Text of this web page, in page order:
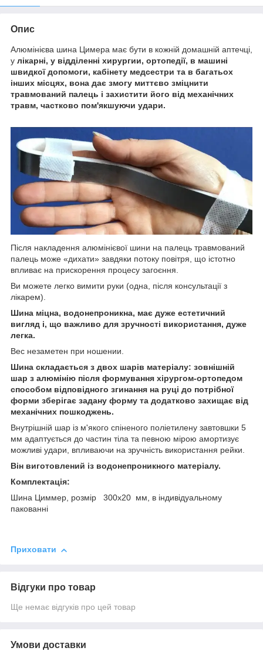
Опис
Алюмінієва шина Цимера має бути в кожній домашній аптечці,
у лікарні, у відділенні хирургии, ортопедії, в машині
швидкої допомоги, кабінету медсестри та в багатьох
інших місцях, вона дає змогу миттєво зміцнити
травмований палець і захистити його від механічних
травм, частково пом'якшуючи удари.
Після накладення алюмінієвої шини на палець травмований
палець може «дихати» завдяки потоку повітря, що істотно
впливає на прискорення процесу загоєння.
Ви можете легко вимити руки (одна, після консультації з
лікарем).
Шина міцна, водонепроникна, має дуже естетичний
вигляд і, що важливо для зручності використання, дуже
легка.
Вес незаметен при ношении.
Шина складається з двох шарів матеріалу: зовнішній
шар з алюмінію після формування хірургом-ортопедом
способом відповідного згинання на руці до потрібної
форми зберігає задану форму та додатково захищає від
механічних пошкоджень.
Внутрішній шар із м'якого спіненого поліетилену завтовшки 5
мм адаптується до частин тіла та певною мірою амортизує
можливі удари, впливаючи на зручність використання рейки.
Він виготовлений із водонепроникного матеріалу.
Комплектація:
Шина Циммер, розмір 300х20 мм, в індивідуальному
пакованні
Приховати
Відгуки про товар
Ще немає відгуків про цей товар
Умови доставки